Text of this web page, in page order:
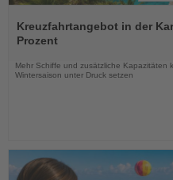
Sie
die
Kreuzfahrtangebot in der
Prozent
Mehr Schiffe und zusätzliche Kapazitäten
Wintersaison unter Druck setzen